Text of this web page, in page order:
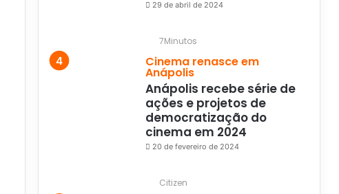
29 de abril de 2024
7Minutos
Cinema renasce em
Anápolis
Anápolis recebe série de
ações e projetos de
democratização do
cinema em 2024
20 de fevereiro de 2024
Citizen